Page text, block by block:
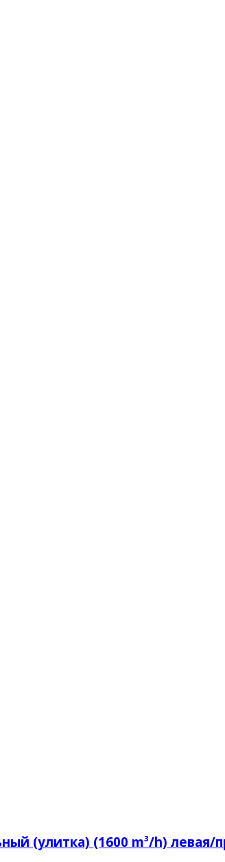
(улитка) (1600 m³/h) левая/